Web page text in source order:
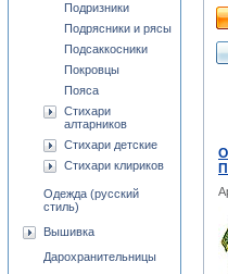
Подризники
Подрясники и рясы
Подсаккосники
Покровцы
Пояса
Стихари
алтарников
Стихари детские
Стихари клириков
Одежда (русский
стиль)
Вышивка
Дарохранительницы